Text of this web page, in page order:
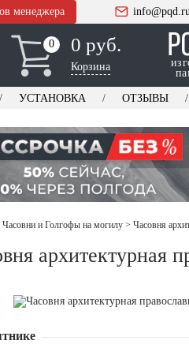
менеджера
0
0 0 руб.
Корзина
УСТАНОВКА ОТЗЫВЫ
Часовни и Голгофы на могилу > Часовня
архитектурная